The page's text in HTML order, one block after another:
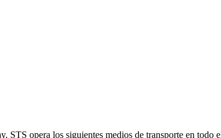
STS opera los siguientes medios de transporte en